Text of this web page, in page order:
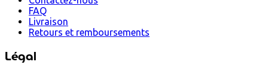
FAQ
Livraison
Retours et remboursements
Légal